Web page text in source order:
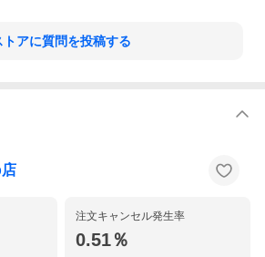
トアに質問を投稿する
注文キャンセル発生率
0.51％